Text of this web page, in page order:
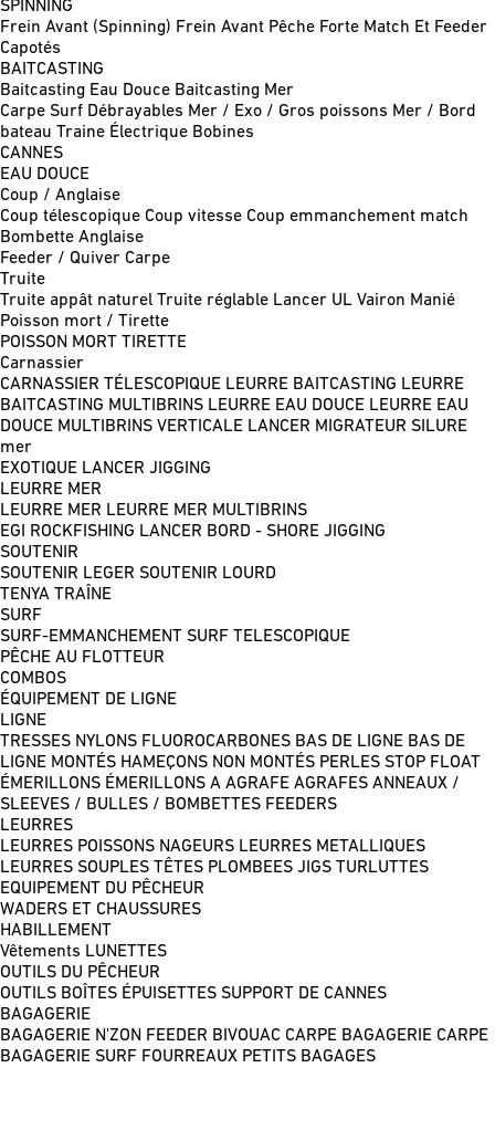
SPINNING
Frein Avant (Spinning) Frein Avant Pêche Forte Match Et Feeder
Capotés
BAITCASTING
Baitcasting Eau Douce Baitcasting Mer
Carpe Surf Débrayables Mer / Exo / Gros poissons Mer / Bord
bateau Traine Électrique Bobines
CANNES
EAU DOUCE
Coup / Anglaise
Coup télescopique Coup vitesse Coup emmanchement match
Bombette Anglaise
Feeder / Quiver Carpe
Truite
Truite appât naturel Truite réglable Lancer UL Vairon Manié
Poisson mort / Tirette
POISSON MORT TIRETTE
Carnassier
CARNASSIER TÉLESCOPIQUE LEURRE BAITCASTING LEURRE
BAITCASTING MULTIBRINS LEURRE EAU DOUCE LEURRE EAU
DOUCE MULTIBRINS VERTICALE LANCER MIGRATEUR SILURE
mer
EXOTIQUE LANCER JIGGING
LEURRE MER
LEURRE MER LEURRE MER MULTIBRINS
EGI
ROCKFISHING LANCER BORD - SHORE JIGGING
SOUTENIR
SOUTENIR LEGER SOUTENIR LOURD
TENYA TRAÎNE
SURF
SURF-EMMANCHEMENT SURF TELESCOPIQUE
PÊCHE AU FLOTTEUR
COMBOS
ÉQUIPEMENT DE LIGNE
LIGNE
TRESSES NYLONS FLUOROCARBONES BAS DE LIGNE BAS DE
LIGNE MONTÉS HAMEÇONS NON MONTÉS PERLES STOP FLOAT
ÉMERILLONS ÉMERILLONS A AGRAFE AGRAFES ANNEAUX /
SLEEVES / BULLES / BOMBETTES FEEDERS
LEURRES
LEURRES POISSONS NAGEURS LEURRES METALLIQUES
LEURRES SOUPLES TÊTES PLOMBEES JIGS TURLUTTES
EQUIPEMENT DU PÊCHEUR
WADERS ET CHAUSSURES
HABILLEMENT
Vêtements LUNETTES
OUTILS DU PÊCHEUR
OUTILS BOÎTES ÉPUISETTES SUPPORT DE CANNES
BAGAGERIE
BAGAGERIE N'ZON FEEDER BIVOUAC CARPE BAGAGERIE CARPE
BAGAGERIE SURF FOURREAUX PETITS BAGAGES